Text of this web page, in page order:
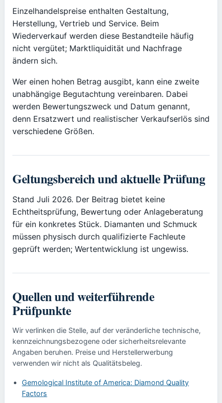
Einzelhandelspreise enthalten Gestaltung,
Herstellung, Vertrieb und Service. Beim
Wiederverkauf werden diese Bestandteile häufig
nicht vergütet; Marktliquidität und Nachfrage
ändern sich.
Wer einen hohen Betrag ausgibt, kann eine zweite
unabhängige Begutachtung vereinbaren. Dabei
werden Bewertungszweck und Datum genannt,
denn Ersatzwert und realistischer Verkaufserlös sind
verschiedene Größen.
Geltungsbereich und aktuelle Prüfung
Stand Juli 2026. Der Beitrag bietet keine
Echtheitsprüfung, Bewertung oder Anlageberatung
für ein konkretes Stück. Diamanten und Schmuck
müssen physisch durch qualifizierte Fachleute
geprüft werden; Wertentwicklung ist ungewiss.
Quellen und weiterführende
Prüfpunkte
Wir verlinken die Stelle, auf der veränderliche technische,
kennzeichnungsbezogene oder sicherheitsrelevante
Angaben beruhen. Preise und Herstellerwerbung
verwenden wir nicht als Qualitätsbeleg.
Gemological Institute of America: Diamond Quality
Factors